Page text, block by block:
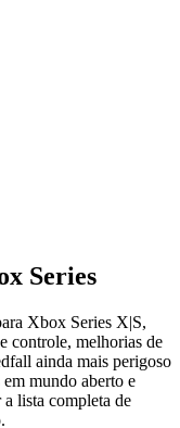
Series
Xbox Series X|S,
controle, melhorias de
ainda mais perigoso
mundo aberto e
lista completa de